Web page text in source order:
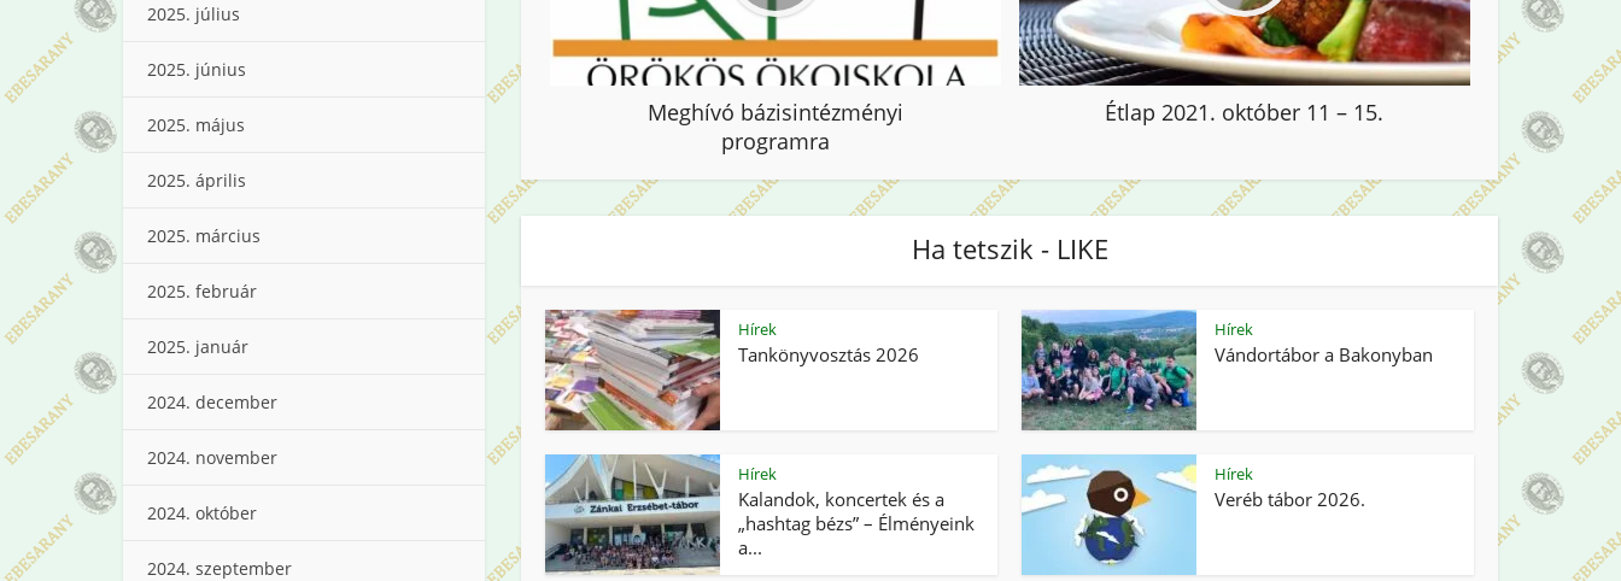
2025. július
2025. június
2025. május
2025. április
2025. március
2025. február
2025. január
2024. december
2024. november
2024. október
2024. szeptember
Meghívó bázisintézményi
programra
Étlap 2021. október 11 – 15.
Ha tetszik - LIKE
Hírek
Tankönyvosztás 2026
Hírek
Vándortábor a Bakonyban
Hírek
Kalandok, koncertek és a
„hashtag bézs” – Élményeink
a...
Hírek
Veréb tábor 2026.